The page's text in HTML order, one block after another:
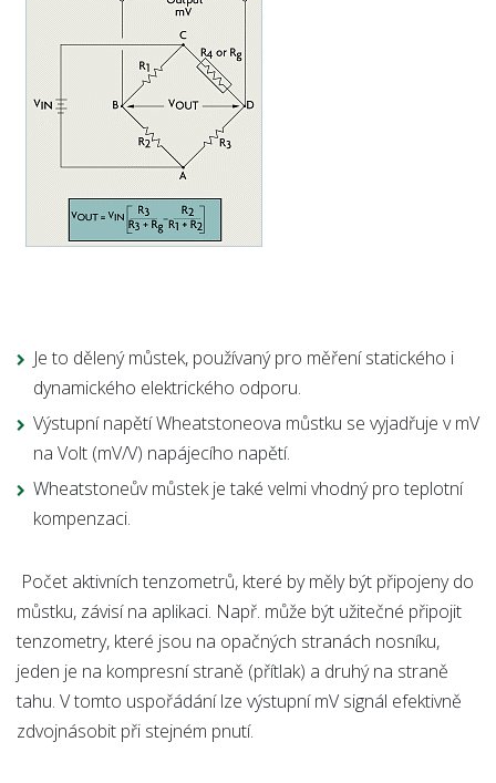
Je to dělený můstek, používaný pro měření statického i
dynamického elektrického odporu.
Výstupní napětí Wheatstoneova můstku se vyjadřuje v mV
na Volt (mV/V) napájecího napětí.
Wheatstoneův můstek je také velmi vhodný pro teplotní
kompenzaci.
Počet aktivních tenzometrů, které by měly být připojeny do
můstku, závisí na aplikaci. Např. může být užitečné připojit
tenzometry, které jsou na opačných stranách nosníku,
jeden je na kompresní straně (přítlak) a druhý na straně
tahu. V tomto uspořádání lze výstupní mV signál efektivně
zdvojnásobit při stejném pnutí.